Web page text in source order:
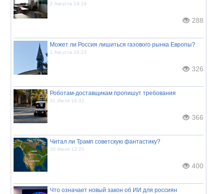
2 Августа 14:19
288
Может ли Россия лишиться газового рынка Европы?
1 Августа 16:23
326
Роботам-доставщикам пропишут требования
31 Июля 18:32
366
Читал ли Трамп советскую фантастику?
30 Июля 12:20
400
Что означает новый закон об ИИ для россиян